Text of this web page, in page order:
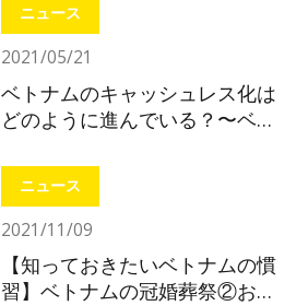
ニュース
2021/05/21
ベトナムのキャッシュレス化は
どのように進んでいる？〜ベト
ウンド対策〜
ニュース
2021/11/09
【知っておきたいベトナムの慣
習】ベトナムの冠婚葬祭②お葬